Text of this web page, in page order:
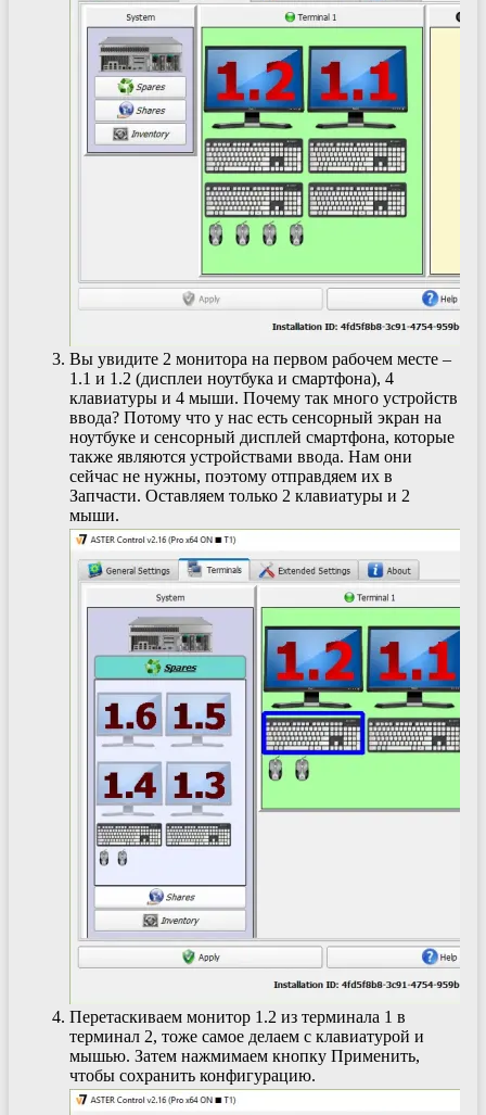
Вы увидите 2 монитора на первом рабочем месте –
1.1 и 1.2 (дисплеи ноутбука и смартфона), 4
клавиатуры и 4 мыши. Почему так много устройств
ввода? Потому что у нас есть сенсорный экран на
ноутбуке и сенсорный дисплей смартфона, которые
также являются устройствами ввода. Нам они
сейчас не нужны, поэтому отправдяем их в
Запчасти. Оставляем только 2 клавиатуры и 2
мыши.
Перетаскиваем монитор 1.2 из терминала 1 в
терминал 2, тоже самое делаем с клавиатурой и
мышью. Затем нажмимаем кнопку Применить,
чтобы сохранить конфигурацию.